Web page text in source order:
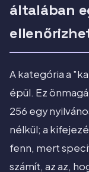
általában
A kategória a
épül. Ez
256 egy
nélkül; a
fenn, mert
számít, az az,